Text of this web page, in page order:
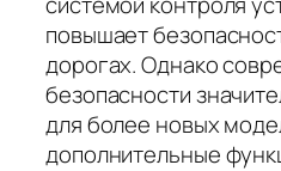
повышает
дорогах. Однако
безопасности
для более новых
дополнительные